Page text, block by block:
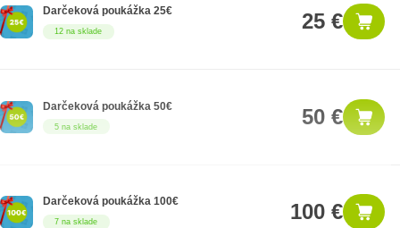
12 na sklade
Darčeková poukážka 25€ 25 €
5 na sklade
Darčeková poukážka 50€ 50 €
7 na sklade
Darčeková poukážka 100€ 100 €